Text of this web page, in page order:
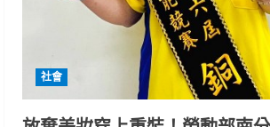
社會